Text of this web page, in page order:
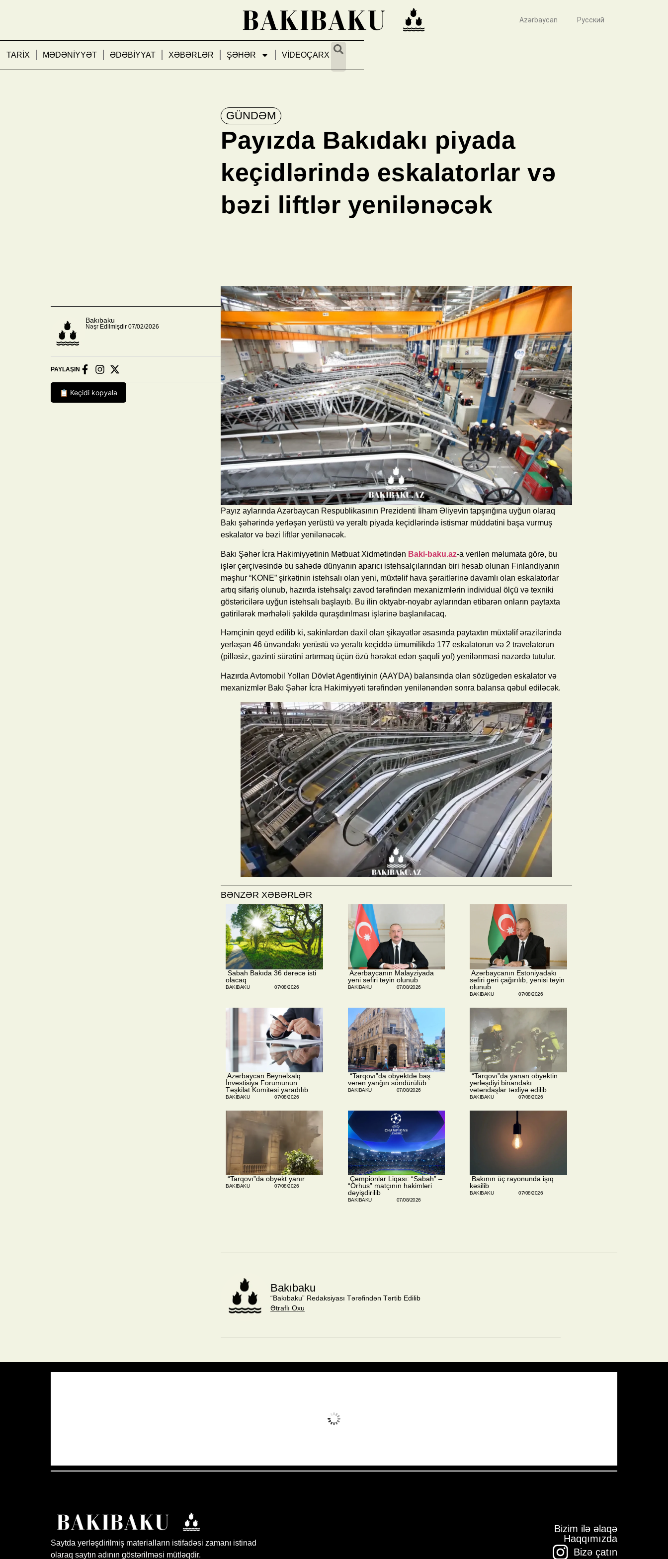
TARİX MƏDƏNİYYƏT ƏDƏBİYYAT XƏBƏRLƏR ŞƏHƏR VİDEOÇARX
Azərbaycan Русский
Bakıbaku
Nəşr Edilmişdir 07/02/2026
PAYLAŞIN
📋 Keçidi kopyala
GÜNDƏM
Payızda Bakıdakı piyada
keçidlərində eskalatorlar və
bəzi liftlər yenilənəcək
Payız aylarında Azərbaycan Respublikasının Prezidenti İlham Əliyevin tapşırığına uyğun olaraq
Bakı şəhərində yerləşən yerüstü və yeraltı piyada keçidlərində istismar müddətini başa vurmuş
eskalator və bəzi liftlər yenilənəcək.
Bakı Şəhər İcra Hakimiyyətinin Mətbuat Xidmətindən Baki-baku.az-a verilən məlumata görə, bu
işlər çərçivəsində bu sahədə dünyanın aparıcı istehsalçılarından biri hesab olunan Finlandiyanın
məşhur “KONE” şirkətinin istehsalı olan yeni, müxtəlif hava şəraitlərinə davamlı olan eskalatorlar
artıq sifariş olunub, hazırda istehsalçı zavod tərəfindən mexanizmlərin individual ölçü və texniki
göstəricilərə uyğun istehsalı başlayıb. Bu ilin oktyabr-noyabr aylarından etibarən onların paytaxta
gətirilərək mərhələli şəkildə quraşdırılması işlərinə başlanılacaq.
Həmçinin qeyd edilib ki, sakinlərdən daxil olan şikayətlər əsasında paytaxtın müxtəlif ərazilərində
yerləşən 46 ünvandakı yerüstü və yeraltı keçiddə ümumilikdə 177 eskalatorun və 2 travelatorun
(pilləsiz, gəzinti sürətini artırmaq üçün özü hərəkət edən şaquli yol) yenilənməsi nəzərdə tutulur.
Hazırda Avtomobil Yolları Dövlət Agentliyinin (AAYDA) balansında olan sözügedən eskalator və
mexanizmlər Bakı Şəhər İcra Hakimiyyəti tərəfindən yenilənəndən sonra balansa qəbul ediləcək.
BƏNZƏR XƏBƏRLƏR
​ Sabah Bakıda 36 dərəcə isti
olacaq
BAKIBAKU 07/08/2026
​ Azərbaycanın Malayziyada
yeni səfiri təyin olunub
BAKIBAKU 07/08/2026
​ Azərbaycanın Estoniyadakı
səfiri geri çağırılıb, yenisi təyin
olunub
BAKIBAKU 07/08/2026
​ Azərbaycan Beynəlxalq
İnvestisiya Forumunun
Təşkilat Komitəsi yaradılıb
BAKIBAKU 07/08/2026
​ “Tarqovı”da obyektdə baş
verən yanğın söndürülüb
BAKIBAKU 07/08/2026
​ “Tarqovı”da yanan obyektin
yerləşdiyi binandakı
vətəndaşlar təxliyə edilib
BAKIBAKU 07/08/2026
​ “Tarqovı”da obyekt yanır
BAKIBAKU 07/08/2026
​ Çempionlar Liqası: “Sabah” –
“Orhus” matçının hakimləri
dəyişdirilib
BAKIBAKU 07/08/2026
​ Bakının üç rayonunda işıq
kəsilib
BAKIBAKU 07/08/2026
Bakıbaku
“Bakıbaku” Redaksiyası Tərəfindən Tərtib Edilib
Ətraflı Oxu
Saytda yerləşdirilmiş materialların istifadəsi zamanı istinad
olaraq saytın adının göstərilməsi mütləqdir.
Bizim ilə əlaqə
Haqqımızda
Bizə çatın